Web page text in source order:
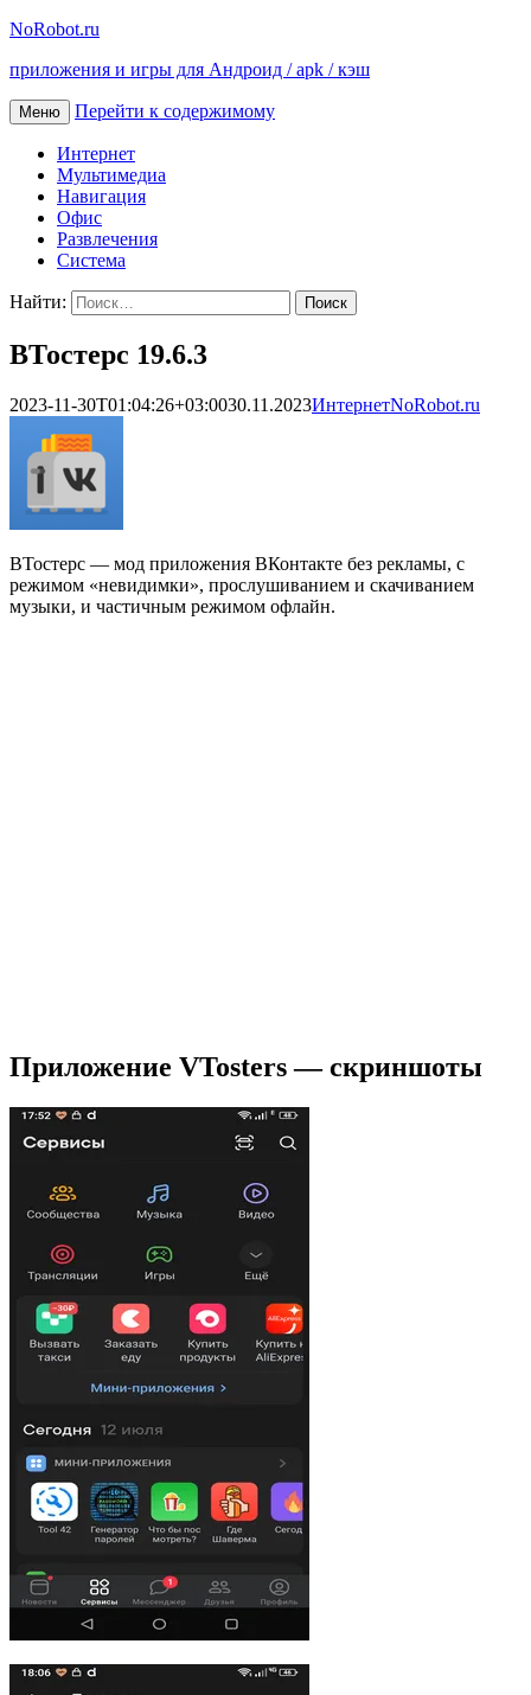
NoRobot.ru
приложения и игры для Андроид / apk / кэш
Меню Перейти к содержимому
Интернет
Мультимедиа
Навигация
Офис
Развлечения
Система
Найти:
ВТостерс 19.6.3
2023-11-30T01:04:26+03:0030.11.2023ИнтернетNoRobot.ru
ВТостерс — мод приложения ВКонтакте без рекламы, с
режимом «невидимки», прослушиванием и скачиванием
музыки, и частичным режимом офлайн.
Приложение VTosters — скриншоты